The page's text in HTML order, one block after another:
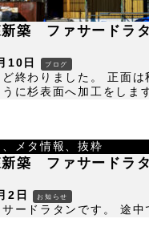
築 ファサードラ
10日 ブログ
終わりました。 正面
に杉表面へ加工をし
メタ情報、抜粋
築 ファサードラ
2日 お知らせ
サードラタンです。 途